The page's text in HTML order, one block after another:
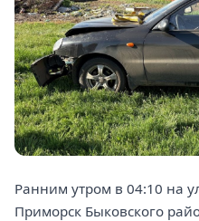
Ранним утром в 04:10 на
Приморск Быковского